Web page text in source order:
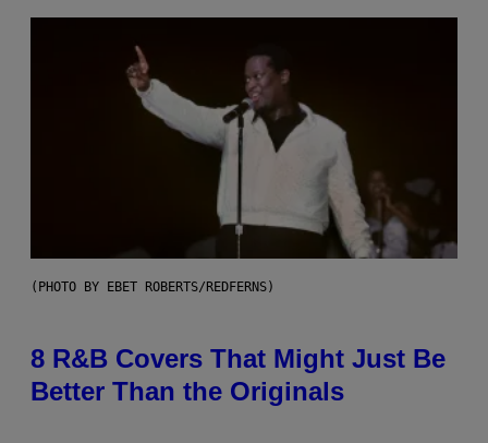
(PHOTO BY EBET ROBERTS/REDFERNS)
8 R&B Covers That Might Just Be
Better Than the Originals